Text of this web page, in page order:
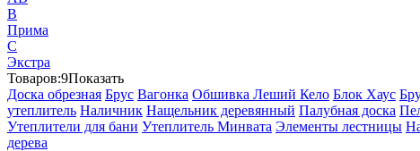
В
Прима
С
Экстра
Товаров:9Показать
Доска обрезная Брус Вагонка Обшивка Леший Кело Блок Хаус
утеплитель Наличник Нащельник деревянный Палубная доска
Утеплители для бани Утеплитель Минвата Элементы лестницы
дерева